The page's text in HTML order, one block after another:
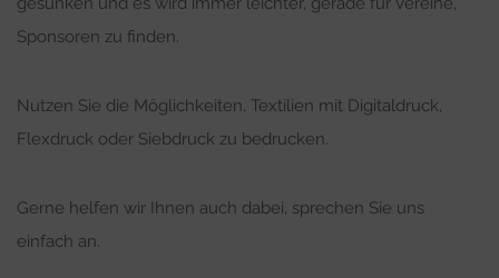
Sponsoren zu finden.
Nutzen Sie die Möglichkeiten, Textilien mit Digitaldruck,
Flexdruck oder Siebdruck zu bedrucken.
Gerne helfen wir Ihnen auch dabei, sprechen Sie uns
einfach an.